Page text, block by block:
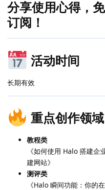
分享使用心得，
订阅！
活动时间
长期有效
重点创作领域
教程类
《如何使用 Halo 搭建
建网站》
测评类
《Halo 瞬间功能：你的